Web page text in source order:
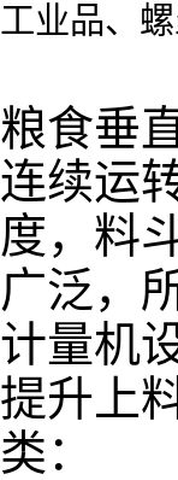
工业品、
粮食垂
连续运
度，料
广泛，
计量机
提升上
类：